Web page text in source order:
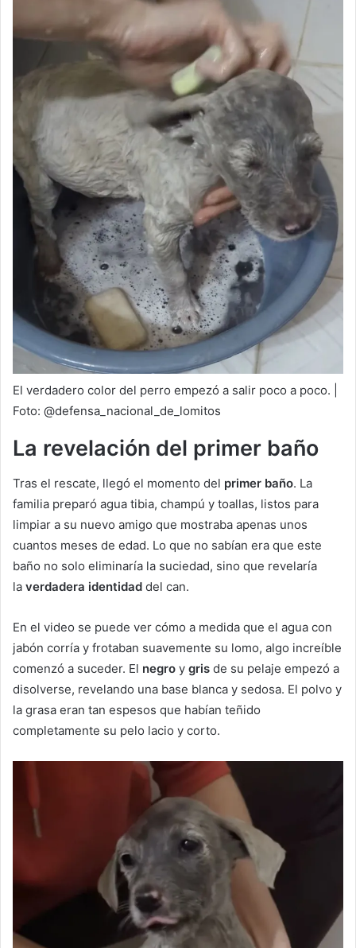
El verdadero color del perro empezó a salir poco a poco. |
Foto: @defensa_nacional_de_lomitos
La revelación del primer baño
Tras el rescate, llegó el momento del primer baño. La
familia preparó agua tibia, champú y toallas, listos para
limpiar a su nuevo amigo que mostraba apenas unos
cuantos meses de edad. Lo que no sabían era que este
baño no solo eliminaría la suciedad, sino que revelaría
la verdadera identidad del can.
En el video se puede ver cómo a medida que el agua con
jabón corría y frotaban suavemente su lomo, algo increíble
comenzó a suceder. El negro y gris de su pelaje empezó a
disolverse, revelando una base blanca y sedosa. El polvo y
la grasa eran tan espesos que habían teñido
completamente su pelo lacio y corto.